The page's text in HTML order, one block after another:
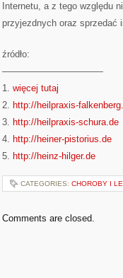
Internetu, a z tego względu
przyjezdnych oraz sprzedać
źródło:
———————————
1. więcej tutaj
2. http://heilpraxis-
3. http://heilpraxis-schura.de
4. http://heiner-pistorius.de
5. http://heinz-hilger.de
CATEGORIES: CHOROBY I
Comments are closed.